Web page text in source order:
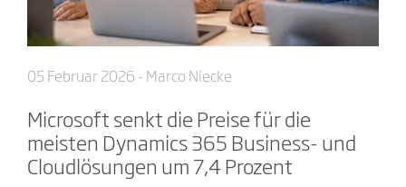
05 Februar 2026 - Marco Niecke
Microsoft senkt die Preise für die
meisten Dynamics 365 Business- und
Cloudlösungen um 7,4 Prozent